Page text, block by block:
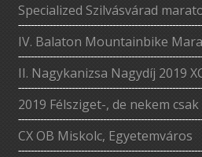
Specialized Szilvásvárad
IV. Balaton Mountainbike
II. Nagykanizsa Nagydíj 2019
2019 Félsziget-, de nekem
CX OB Miskolc, Egyetemváros